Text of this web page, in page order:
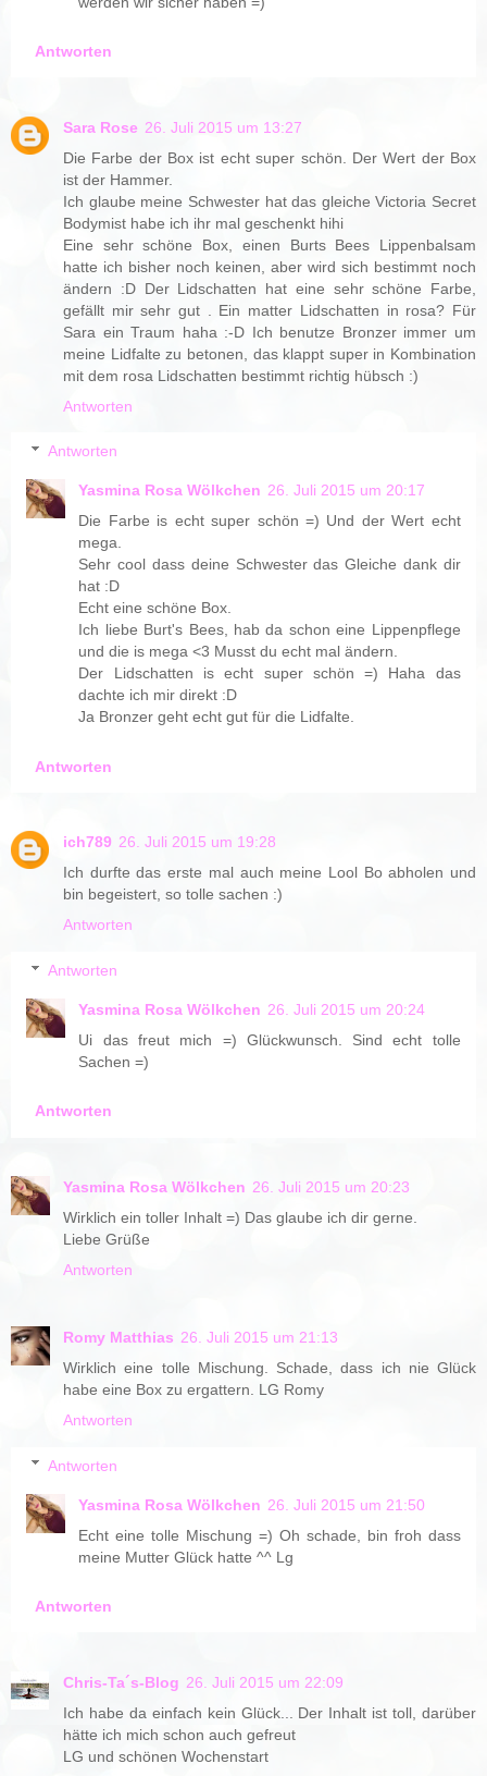
Antworten
Sara Rose 26. Juli 2015 um 13:27
Die Farbe der Box ist echt super schön. Der Wert der Box
ist der Hammer.
Ich glaube meine Schwester hat das gleiche Victoria Secret
Bodymist habe ich ihr mal geschenkt hihi
Eine sehr schöne Box, einen Burts Bees Lippenbalsam
hatte ich bisher noch keinen, aber wird sich bestimmt noch
ändern :D Der Lidschatten hat eine sehr schöne Farbe,
gefällt mir sehr gut . Ein matter Lidschatten in rosa? Für
Sara ein Traum haha :-D Ich benutze Bronzer immer um
meine Lidfalte zu betonen, das klappt super in Kombination
mit dem rosa Lidschatten bestimmt richtig hübsch :)
Antworten
Antworten
Yasmina Rosa Wölkchen 26. Juli 2015 um 20:17
Die Farbe is echt super schön =) Und der Wert echt
mega.
Sehr cool dass deine Schwester das Gleiche dank dir
hat :D
Echt eine schöne Box.
Ich liebe Burt's Bees, hab da schon eine Lippenpflege
und die is mega <3 Musst du echt mal ändern.
Der Lidschatten is echt super schön =) Haha das
dachte ich mir direkt :D
Ja Bronzer geht echt gut für die Lidfalte.
Antworten
ich789 26. Juli 2015 um 19:28
Ich durfte das erste mal auch meine Lool Bo abholen und
bin begeistert, so tolle sachen :)
Antworten
Antworten
Yasmina Rosa Wölkchen 26. Juli 2015 um 20:24
Ui das freut mich =) Glückwunsch. Sind echt tolle
Sachen =)
Antworten
Yasmina Rosa Wölkchen 26. Juli 2015 um 20:23
Wirklich ein toller Inhalt =) Das glaube ich dir gerne.
Liebe Grüße
Antworten
Romy Matthias 26. Juli 2015 um 21:13
Wirklich eine tolle Mischung. Schade, dass ich nie Glück
habe eine Box zu ergattern. LG Romy
Antworten
Antworten
Yasmina Rosa Wölkchen 26. Juli 2015 um 21:50
Echt eine tolle Mischung =) Oh schade, bin froh dass
meine Mutter Glück hatte ^^ Lg
Antworten
Chris-Ta´s-Blog 26. Juli 2015 um 22:09
Ich habe da einfach kein Glück... Der Inhalt ist toll, darüber
hätte ich mich schon auch gefreut
LG und schönen Wochenstart